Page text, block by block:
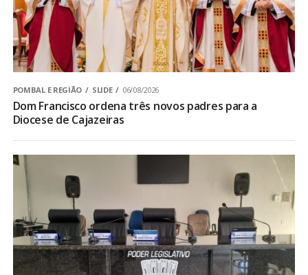
POMBAL E REGIÃO SLIDE 06/08/2026
Dom Francisco ordena três novos padres para a
Diocese de Cajazeiras